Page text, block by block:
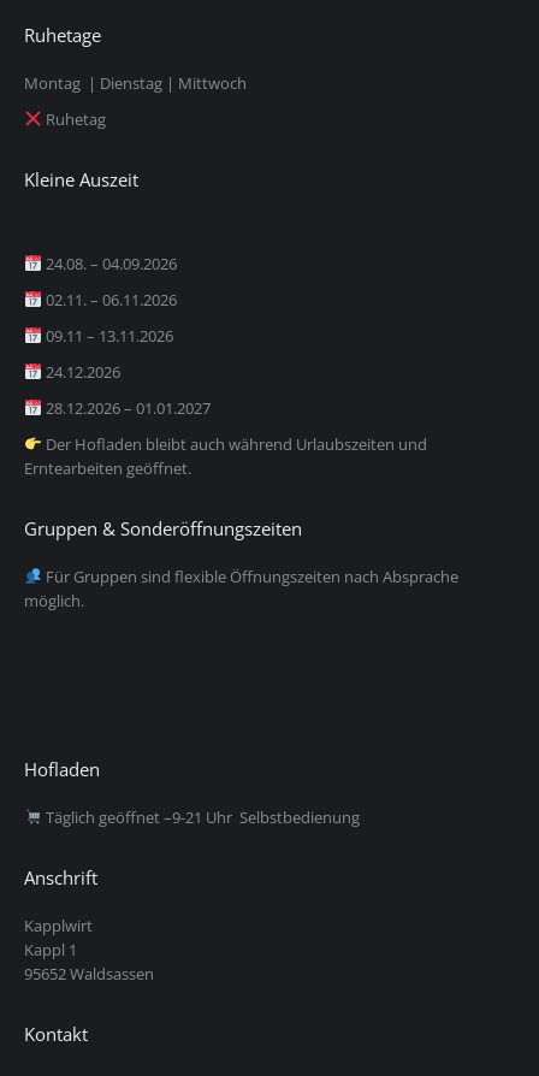
Ruhetage
Montag | Dienstag | Mittwoch
Ruhetag
Kleine Auszeit
24.08. – 04.09.2026
02.11. – 06.11.2026
09.11 – 13.11.2026
24.12.2026
28.12.2026 – 01.01.2027
Der Hofladen bleibt auch während Urlaubszeiten und
Erntearbeiten geöffnet.
Gruppen & Sonderöffnungszeiten
Für Gruppen sind flexible Öffnungszeiten nach Absprache
möglich.
Hofladen
Täglich geöffnet –9-21 Uhr Selbstbedienung
Anschrift
Kapplwirt
Kappl 1
95652 Waldsassen
Kontakt